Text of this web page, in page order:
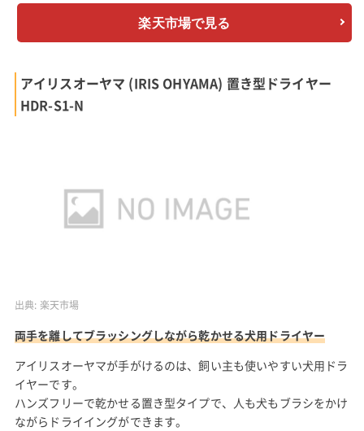
楽天市場で見る
アイリスオーヤマ (IRIS OHYAMA) 置き型ドライヤー
HDR-S1-N
出典: 楽天市場
両手を離してブラッシングしながら乾かせる犬用ドライヤー
アイリスオーヤマが手がけるのは、飼い主も使いやすい犬用ドラ
イヤーです。
ハンズフリーで乾かせる置き型タイプで、人も犬もブラシをかけ
ながらドライイングができます。